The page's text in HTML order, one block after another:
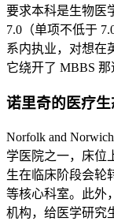
要求本科是生物医
7.0（单项不低于
系内执业，对想
它绕开了 MBBS 那
诺里奇的医疗生
Norfolk and
学医院之一，床位
生在临床阶段会轮
等核心科室。此外
机构，给医学研究